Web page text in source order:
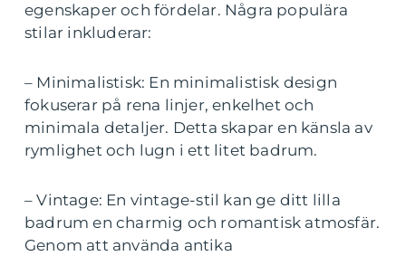
egenskaper och fördelar. Några populära
stilar inkluderar:
– Minimalistisk: En minimalistisk design
fokuserar på rena linjer, enkelhet och
minimala detaljer. Detta skapar en känsla av
rymlighet och lugn i ett litet badrum.
– Vintage: En vintage-stil kan ge ditt lilla
badrum en charmig och romantisk atmosfär.
Genom att använda antika